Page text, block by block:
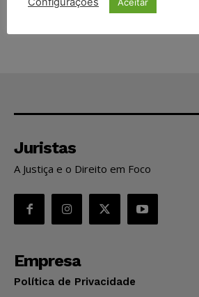
dos jogos de azar no Brasil
Juristas
A Justiça e o Direito em Foco
Empresa
Política de Privacidade